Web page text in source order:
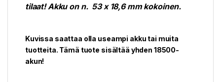
tilaat! Akku on n. 53 x 18,6 mm kokoinen.
Kuvissa saattaa olla useampi akku tai muita
tuotteita. Tämä tuote sisältää yhden 18500-
akun!